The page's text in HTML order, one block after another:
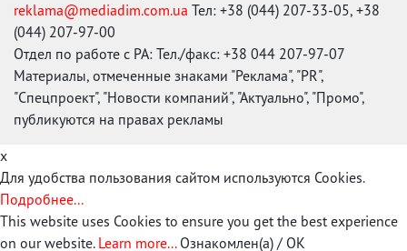
reklama@mediadim.com.ua Тел: +38 (044) 207-33-05, +38
(044) 207-97-00
Отдел по работе с РА: Тел./факс: +38 044 207-97-07
Материалы, отмеченные знаками "Реклама", "PR",
"Спецпроект", "Новости компаний", "Актуально", "Промо",
публикуются на правах рекламы
x
Для удобства пользования сайтом используются Cookies.
Подробнее...
This website uses Cookies to ensure you get the best experience
on our website. Learn more... Ознакомлен(а) / OK